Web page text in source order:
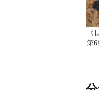
《
第6